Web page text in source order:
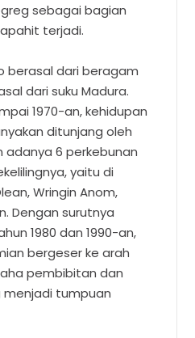
sebagai bagian
terjadi.
berasal dari beragam
dari suku Madura.
1970-an, kehidupan
ditunjang oleh
adanya 6 perkebunan
yaitu di
Wringin Anom,
Dengan surutnya
1980 dan 1990-an,
bergeser ke arah
pembibitan dan
tumpuan